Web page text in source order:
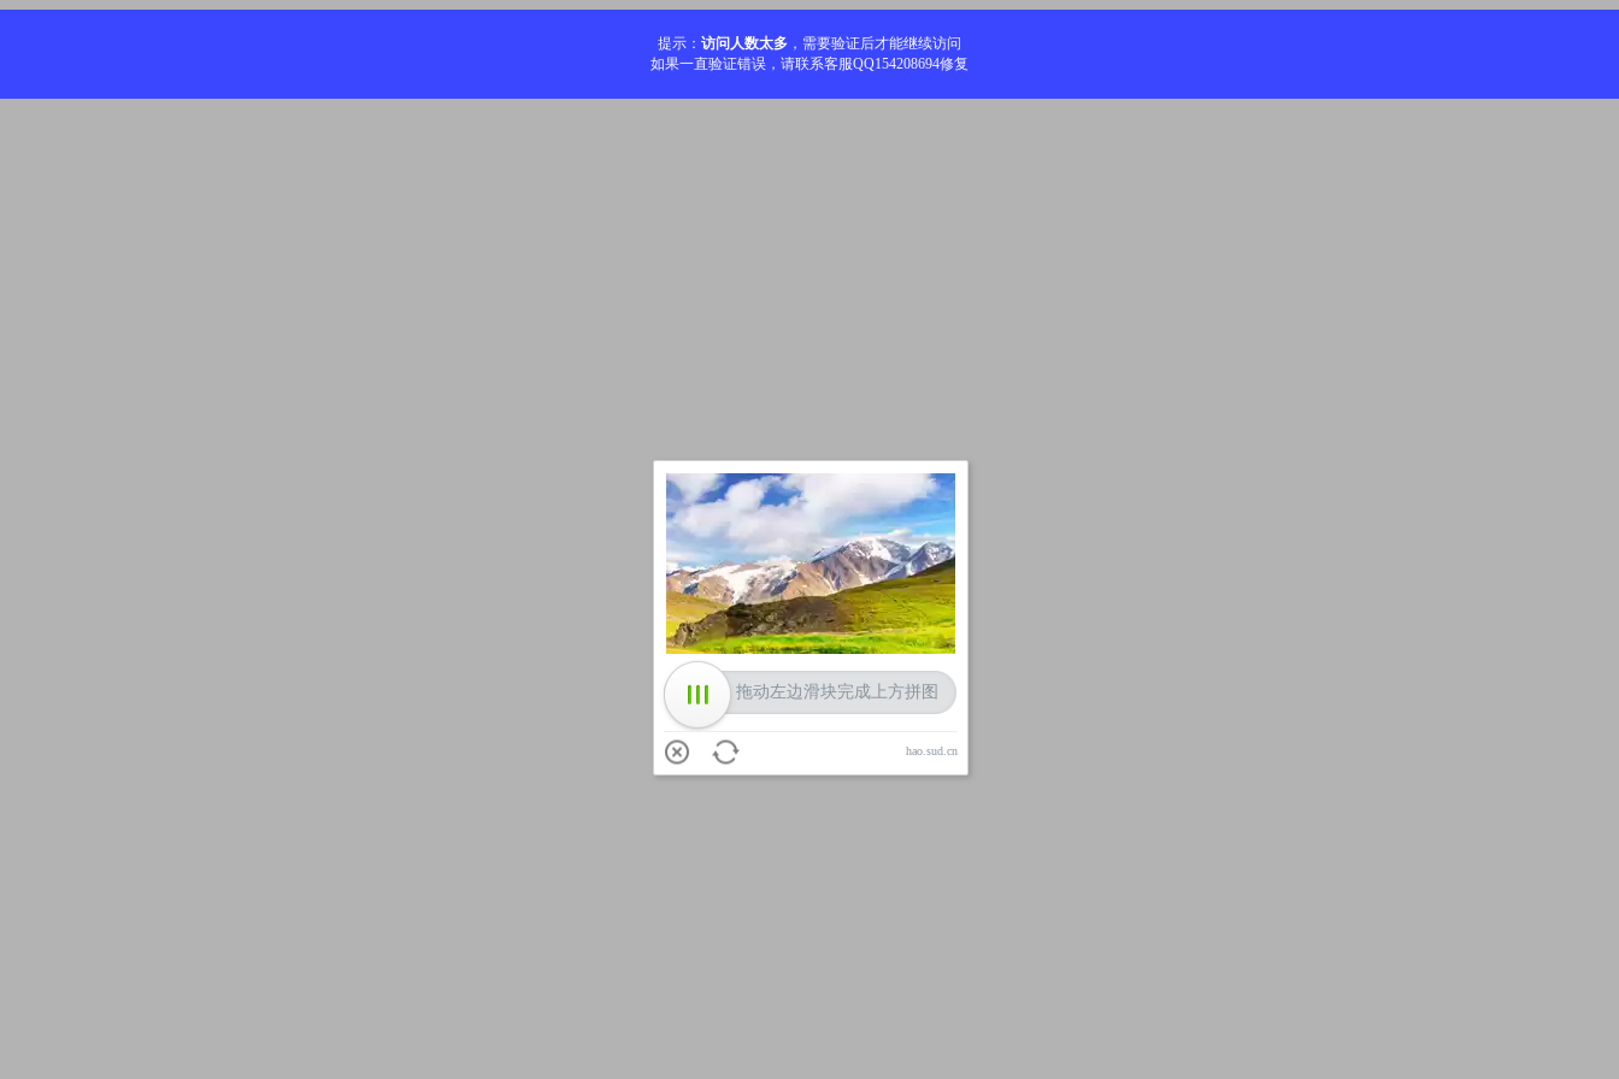
提示： 访问人数太多 ，需要验证后才能继续访问
如果一直验证错误，请联系客服QQ154208694修复
加载中
拖动左边滑块完成上方拼图
hao.sud.cn